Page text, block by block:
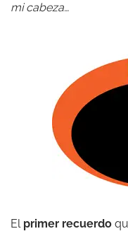
mi cabeza…
El primer recuerdo